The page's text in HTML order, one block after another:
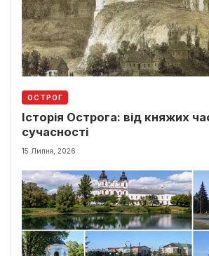
ОСТРОГ
Історія Острога: від княжих
сучасності
15 Липня, 2026